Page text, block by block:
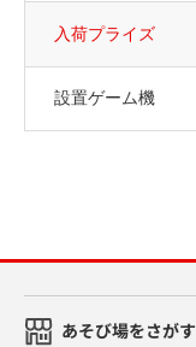
入荷プライズ
設置ゲーム機
あそび場をさがす